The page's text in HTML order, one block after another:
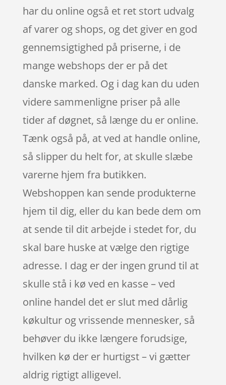
har du online også et ret stort udvalg
af varer og shops, og det giver en god
gennemsigtighed på priserne, i de
mange webshops der er på det
danske marked. Og i dag kan du uden
videre sammenligne priser på alle
tider af døgnet, så længe du er online.
Tænk også på, at ved at handle online,
så slipper du helt for, at skulle slæbe
varerne hjem fra butikken.
Webshoppen kan sende produkterne
hjem til dig, eller du kan bede dem om
at sende til dit arbejde i stedet for, du
skal bare huske at vælge den rigtige
adresse. I dag er der ingen grund til at
skulle stå i kø ved en kasse – ved
online handel det er slut med dårlig
køkultur og vrissende mennesker, så
behøver du ikke længere forudsige,
hvilken kø der er hurtigst – vi gætter
aldrig rigtigt alligevel.